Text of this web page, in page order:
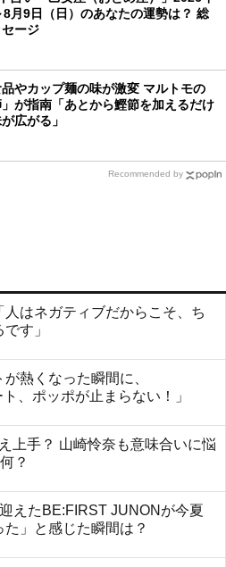
月9日（日）のあなたの運勢は？ 総
ージ
やカップ麺の味が激変 マルトモの
」が指南「あとから鰹節を加えるだけ
広がる」
Recommended by
はネガティブだからこそ、ち
す」
熱くなった瞬間に、
、ポッポが止まらない！」
上手？ 山崎怜奈も意味合いに悩
？
えたBE:FIRST JUNONが今夏
た」と感じた瞬間は？